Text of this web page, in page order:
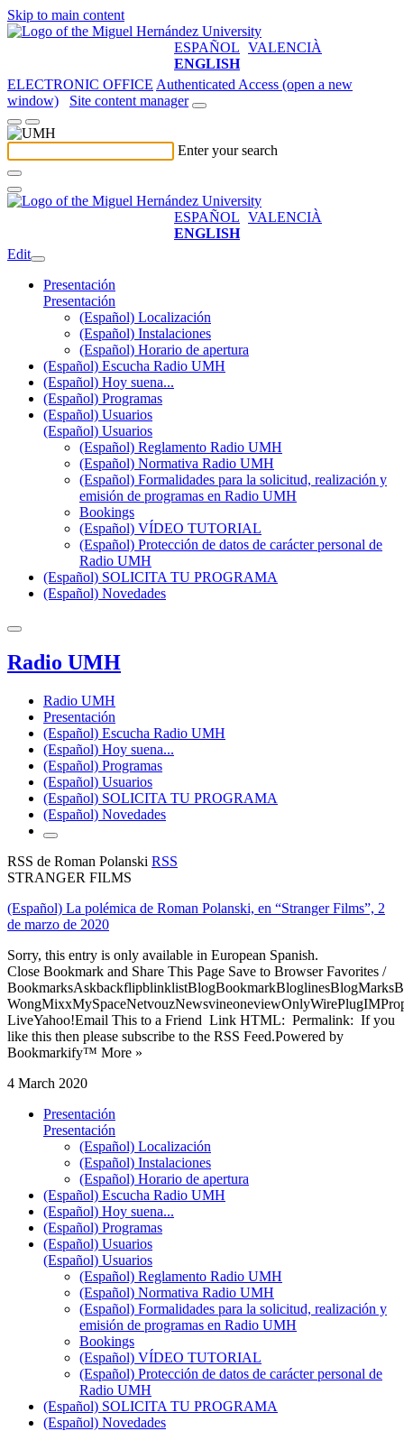
Skip to main content
ESPAÑOL VALENCIÀ
ENGLISH
ELECTRONIC OFFICE Authenticated Access (open a new
window)
Site content manager
Enter your search
ESPAÑOL VALENCIÀ
ENGLISH
Edit
Presentación
Presentación
(Español) Localización
(Español) Instalaciones
(Español) Horario de apertura
(Español) Escucha Radio UMH
(Español) Hoy suena...
(Español) Programas
(Español) Usuarios
(Español) Usuarios
(Español) Reglamento Radio UMH
(Español) Normativa Radio UMH
(Español) Formalidades para la solicitud, realización y
emisión de programas en Radio UMH
Bookings
(Español) VÍDEO TUTORIAL
(Español) Protección de datos de carácter personal de
Radio UMH
(Español) SOLICITA TU PROGRAMA
(Español) Novedades
Radio UMH
Radio UMH
Presentación
(Español) Escucha Radio UMH
(Español) Hoy suena...
(Español) Programas
(Español) Usuarios
(Español) SOLICITA TU PROGRAMA
(Español) Novedades
RSS de Roman Polanski RSS
STRANGER FILMS
(Español) La polémica de Roman Polanski, en “Stranger Films”, 2
de marzo de 2020
Sorry, this entry is only available in European Spanish.
Close Bookmark and Share This Page Save to Browser Favorites /
LiveYahoo!Email This to a Friend Link HTML: Permalink: If you
like this then please subscribe to the RSS Feed.Powered by
Bookmarkify™ More »
4 March 2020
Presentación
Presentación
(Español) Localización
(Español) Instalaciones
(Español) Horario de apertura
(Español) Escucha Radio UMH
(Español) Hoy suena...
(Español) Programas
(Español) Usuarios
(Español) Usuarios
(Español) Reglamento Radio UMH
(Español) Normativa Radio UMH
(Español) Formalidades para la solicitud, realización y
emisión de programas en Radio UMH
Bookings
(Español) VÍDEO TUTORIAL
(Español) Protección de datos de carácter personal de
Radio UMH
(Español) SOLICITA TU PROGRAMA
(Español) Novedades